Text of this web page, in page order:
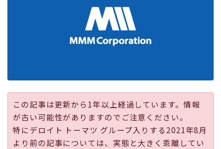
公式ページ
この記事は更新から1年以上経過しています。情報
が古い可能性がありますのでご注意ください。
特にデロイト トーマツ グループ入りする2021年8月
より前の記事については、実態と大きく乖離してい